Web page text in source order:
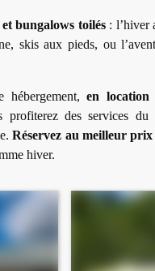
et bungalows toilés: l’hiver
skis aux pieds, ou
hébergement,en location
profiterez des services du
Réservez au meilleur prix
hiver.